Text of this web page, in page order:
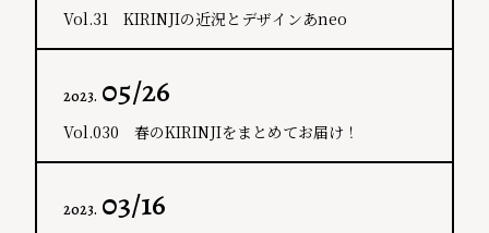
Vol.31 KIRINJIの近況とデザインあneo
2023. 05/26
Vol.030 春のKIRINJIをまとめてお届け！
2023. 03/16